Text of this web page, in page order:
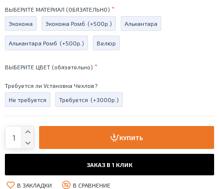
ВЫБЕРИТЕ МАТЕРИАЛ (ОБЯЗАТЕЛЬНО)
Экокожа Экокожа Ромб (+500р.) Алькантара
Алькантара Ромб (+500р.) Велюр
ВЫБЕРИТЕ ЦВЕТ (обязательно)
Требуется ли Установка Чехлов?
Не требуется Требуется (+3000р.)
КУПИТЬ
ЗАКАЗ В 1 КЛИК
В ЗАКЛАДКИ В СРАВНЕНИЕ